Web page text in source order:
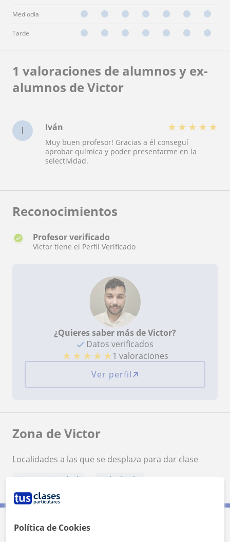
Mediodía
Tarde
1 valoraciones de alumnos y ex-
alumnos de Victor
I Iván ★ ★ ★ ★ ★
Muy buen profesor! Gracias a él conseguí
aprobar química y poder presentarme en la
selectividad.
Reconocimientos
Profesor verificado
Victor tiene el Perfil Verificado
¿Quieres saber más de Victor?
Datos verificados
★ ★ ★ ★ ★1 valoraciones
Ver perfil
Zona de Victor
Localidades a las que se desplaza para dar clase
Zamora (Ciudad)
Valcabado
Contacta con Victor
Política de Cookies